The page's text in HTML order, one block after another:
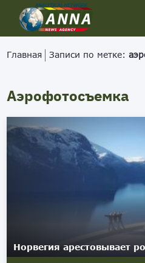
Главная Записи по метке:
Аэрофотосъемка
Норвегия арестовывает